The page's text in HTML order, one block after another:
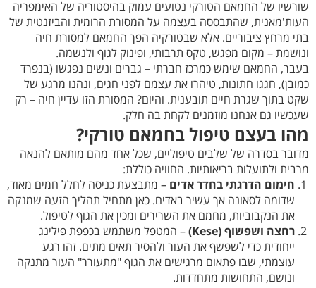
שורשיו של החמאם הטורקי נטועים עמוק בהיסטוריה של האימפריה
העות'מאנית, שהתבססה בעצמה על המסורת הרומית והביזנטית של
בתי מרחץ ציבוריים. אלא שבטורקיה הפך החמאם למסורת חיה
ונושמת – מקום מפגש, טקס תרבותי, ופינוק לגוף ולנשמה.
בעבר, החמאם שימש כמרכז חברתי – גברים ונשים נפגשו (בנפרד
כמובן), חגגו חתונות, טיהרו את עצמם לפני חגים, ונהנו מרגע של
שקט בתוך שגרת חיים תובענית. והיום? המסורת הזו עדיין חיה – רק
שעכשיו גם אנחנו מוזמנים לקחת בה חלק.
מהו בעצם טיפול בחמאם טורקי?
מדובר בסדרה של שלבים טיפוליים, שכל אחד מהם מותאם להנאה
מרבית ולתועלות בריאותיות. החוויה כוללת:
חימום הדרגתי בחדר אדים – מתבצעת כניסה לחלל חמים מאוד,
שדומה לסאונה אך עשיר באדים. כאן מתחיל תהליך הזעה שמנקה
את הנקבוביות, מחמם את השרירים ומכין את הגוף לטיפול.
רחצה ושפשוף(Kese)
– המטפל משתמש בכפפת פילינג
ייחודית כדי לשפשף את העור ולהסיר תאים מתים. זהו רגע
עוצמתי, שבו פתאום מרגישים את הגוף "מתעורר" העור מתנקה
ונושם, התחושות מתחדדות.